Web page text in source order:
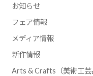
お知らせ
フェア情報
メディア情報
新作情報
Arts & Crafts（美術工芸